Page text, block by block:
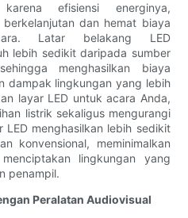
efisiensi energinya,
dan hemat biaya
Latar belakang LED
lebih sedikit daripada sumber
menghasilkan biaya
dampak lingkungan yang lebih
layar LED untuk acara Anda,
listrik sekaligus mengurangi
menghasilkan lebih sedikit
konvensional, meminimalkan
lingkungan yang
penampil.
Peralatan Audiovisual